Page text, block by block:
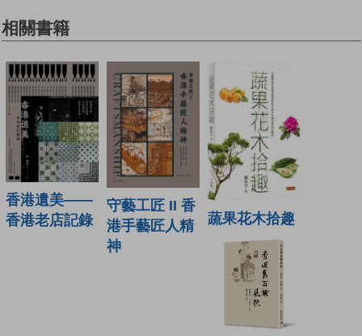
相關書籍
香港遺美——
香港老店記錄
守藝工匠 II 香
港手藝匠人精
神
蔬果花木拾趣